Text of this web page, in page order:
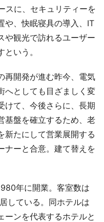
スに、セキュリティーを
や、快眠寝具の導入、IT
や観光で訪れるユーザー
いう。
開発が進む昨今、電気
へとしても目ざましく変
けて、今後さらに、長期
基盤を確立するため、老
新たにして営業展開する
ナーと合意。建て替えを
年に開業。客室数は
している。同ホテルは
ーンを代表するホテルと